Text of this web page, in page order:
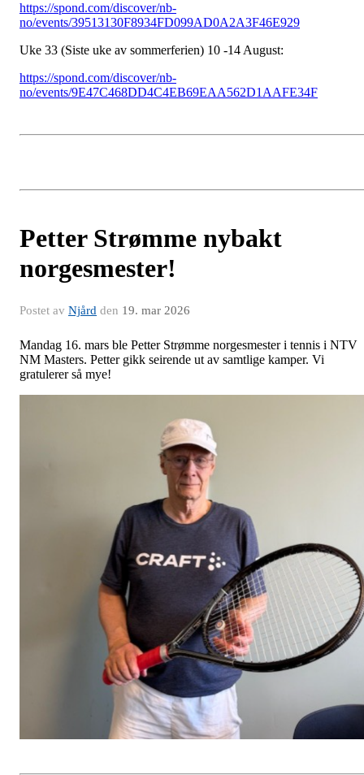
https://spond.com/discover/nb-
no/events/39513130F8934FD099AD0A2A3F46E929
Uke 33 (Siste uke av sommerferien) 10 -14 August:
https://spond.com/discover/nb-
no/events/9E47C468DD4C4EB69EAA562D1AAFE34F
Petter Strømme nybakt
norgesmester!
Postet av Njård den 19. mar 2026
Mandag 16. mars ble Petter Strømme norgesmester i tennis i NTV
NM Masters. Petter gikk seirende ut av samtlige kamper. Vi
gratulerer så mye!